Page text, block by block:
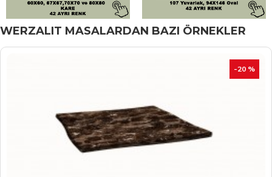
WERZALIT MASALARDAN BAZI ÖRNEKLER
İNDIRIM